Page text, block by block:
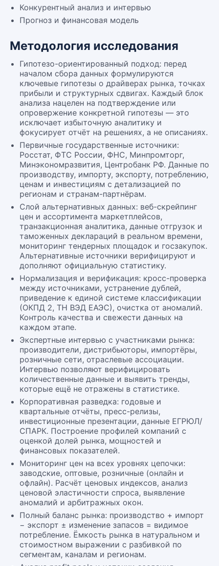
Конкурентный анализ и интервью
Прогноз и финансовая модель
Методология исследования
Гипотезо-ориентированный подход: перед
началом сбора данных формулируются
ключевые гипотезы о драйверах рынка, точках
прибыли и структурных сдвигах. Каждый блок
анализа нацелен на подтверждение или
опровержение конкретной гипотезы — это
исключает избыточную аналитику и
фокусирует отчёт на решениях, а не описаниях.
Первичные государственные источники:
Росстат, ФТС России, ФНС, Минпромторг,
Минэкономразвития, Центробанк РФ. Данные по
производству, импорту, экспорту, потреблению,
ценам и инвестициям с детализацией по
регионам и странам-партнёрам.
Слой альтернативных данных: веб-скрейпинг
цен и ассортимента маркетплейсов,
транзакционная аналитика, данные отгрузок и
таможенных деклараций в реальном времени,
мониторинг тендерных площадок и госзакупок.
Альтернативные источники верифицируют и
дополняют официальную статистику.
Нормализация и верификация: кросс-проверка
между источниками, устранение дублей,
приведение к единой системе классификации
(ОКПД 2, ТН ВЭД ЕАЭС), очистка от аномалий.
Контроль качества и свежести данных на
каждом этапе.
Экспертные интервью с участниками рынка:
производители, дистрибьюторы, импортёры,
розничные сети, отраслевые ассоциации.
Интервью позволяют верифицировать
количественные данные и выявить тренды,
которые ещё не отражены в статистике.
Корпоративная разведка: годовые и
квартальные отчёты, пресс-релизы,
инвестиционные презентации, данные ЕГРЮЛ/
СПАРК. Построение профилей компаний с
оценкой долей рынка, мощностей и
финансовых показателей.
Мониторинг цен на всех уровнях цепочки:
заводские, оптовые, розничные (онлайн и
офлайн). Расчёт ценовых индексов, анализ
ценовой эластичности спроса, выявление
аномалий и арбитражных окон.
Полный баланс рынка: производство + импорт
− экспорт ± изменение запасов = видимое
потребление. Ёмкость рынка в натуральном и
стоимостном выражении с разбивкой по
сегментам, каналам и регионам.